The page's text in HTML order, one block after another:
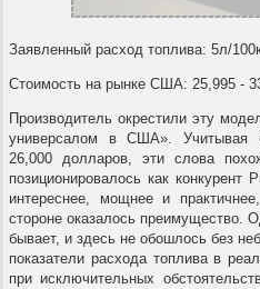
Заявленный расход топлива: 5л/
Стоимость на рынке США: 25,995 -
Производитель окрестили эту
универсалом в США». Учитывая
26,000 долларов, эти слова
позиционировалось как конкурент
интереснее, мощнее и
стороне оказалось преимущество.
бывает, и здесь не обошлось без
показатели расхода топлива в
при исключительных